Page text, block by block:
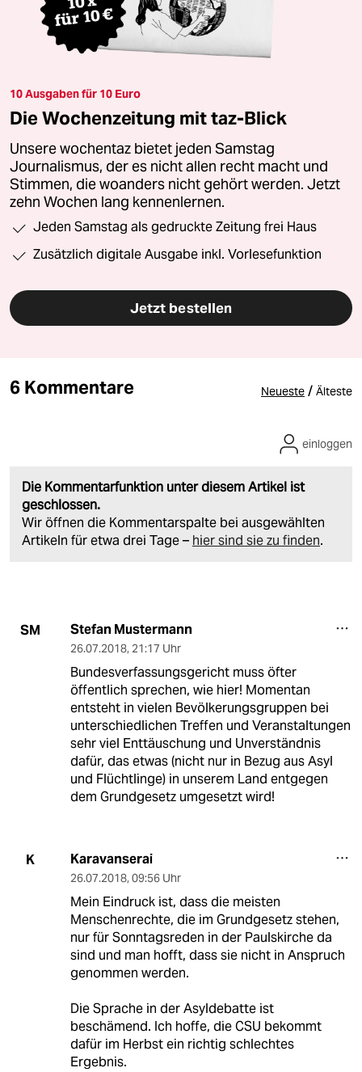
10 Ausgaben für 10 Euro
Die Wochenzeitung mit taz-Blick
Unsere wochentaz bietet jeden Samstag
Journalismus, der es nicht allen recht macht und
Stimmen, die woanders nicht gehört werden. Jetzt
zehn Wochen lang kennenlernen.
Jeden Samstag als gedruckte Zeitung frei Haus
Zusätzlich digitale Ausgabe inkl. Vorlesefunktion
Jetzt bestellen
6 Kommentare Neueste / Älteste
Die Kommentarfunktion unter diesem Artikel ist
geschlossen.
Wir öffnen die Kommentarspalte bei ausgewählten
Artikeln für etwa drei Tage – hier sind sie zu finden.
einloggen
SM Stefan Mustermann
26.07.2018, 21:17 Uhr
Bundesverfassungsgericht muss öfter
öffentlich sprechen, wie hier! Momentan
entsteht in vielen Bevölkerungsgruppen bei
unterschiedlichen Treffen und Veranstaltungen
sehr viel Enttäuschung und Unverständnis
dafür, das etwas (nicht nur in Bezug aus Asyl
und Flüchtlinge) in unserem Land entgegen
dem Grundgesetz umgesetzt wird!
K Karavanserai
26.07.2018, 09:56 Uhr
Mein Eindruck ist, dass die meisten
Menschenrechte, die im Grundgesetz stehen,
nur für Sonntagsreden in der Paulskirche da
sind und man hofft, dass sie nicht in Anspruch
genommen werden.
Die Sprache in der Asyldebatte ist
beschämend. Ich hoffe, die CSU bekommt
dafür im Herbst ein richtig schlechtes
Ergebnis.